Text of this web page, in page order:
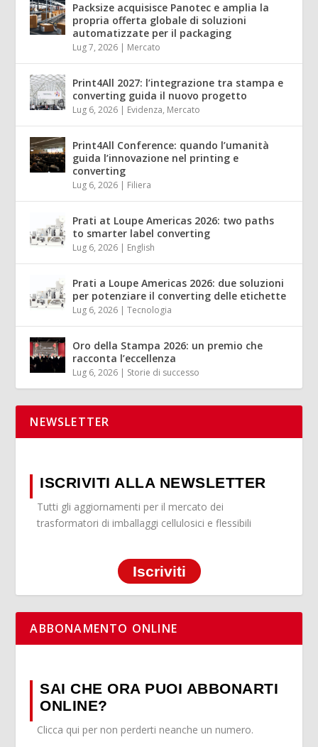
Packsize acquisisce Panotec e amplia la
propria offerta globale di soluzioni
automatizzate per il packaging
Lug 7, 2026 | Mercato
Print4All 2027: l’integrazione tra stampa e
converting guida il nuovo progetto
Lug 6, 2026 | Evidenza, Mercato
Print4All Conference: quando l’umanità
guida l’innovazione nel printing e
converting
Lug 6, 2026 | Filiera
Prati at Loupe Americas 2026: two paths
to smarter label converting
Lug 6, 2026 | English
Prati a Loupe Americas 2026: due soluzioni
per potenziare il converting delle etichette
Lug 6, 2026 |Tecnologia
Oro della Stampa 2026: un premio che
racconta l’eccellenza
Lug 6, 2026 | Storie di successo
NEWSLETTER
ISCRIVITI ALLA NEWSLETTER
Tutti gli aggiornamenti per il mercato dei
trasformatori di imballaggi cellulosici e flessibili
Iscriviti
ABBONAMENTO ONLINE
SAI CHE ORA PUOI ABBONARTI
ONLINE?
Clicca qui per non perderti neanche un numero.